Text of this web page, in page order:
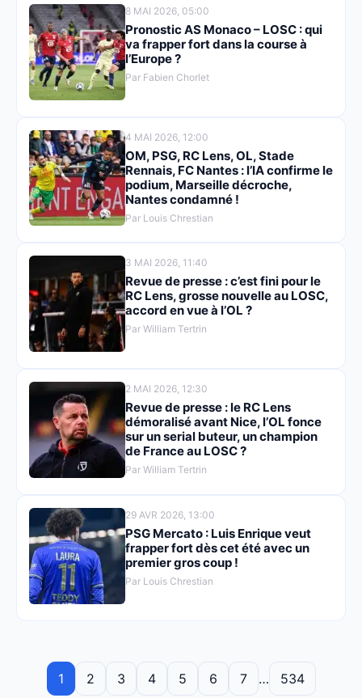
8 MAI 2026, 05:00
Pronostic AS Monaco – LOSC : qui
va frapper fort dans la course à
l’Europe ?
Par Fabien Chorlet
4 MAI 2026, 12:00
OM, PSG, RC Lens, OL, Stade
Rennais, FC Nantes : l’IA confirme le
podium, Marseille décroche,
Nantes condamné !
Par Louis Chrestian
3 MAI 2026, 11:40
Revue de presse : c’est fini pour le
RC Lens, grosse nouvelle au LOSC,
accord en vue à l’OL ?
Par William Tertrin
2 MAI 2026, 12:30
Revue de presse : le RC Lens
démoralisé avant Nice, l’OL fonce
sur un serial buteur, un champion
de France au LOSC ?
Par William Tertrin
29 AVR 2026, 13:00
PSG Mercato : Luis Enrique veut
frapper fort dès cet été avec un
premier gros coup !
Par Louis Chrestian
1 2 3 4 5 6 7 … 534